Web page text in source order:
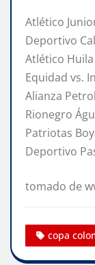
Atlético
Deportivo
Atlético
Equidad vs.
Alianza
Rionegro
Patriotas
Deportivo
tomado de
copa